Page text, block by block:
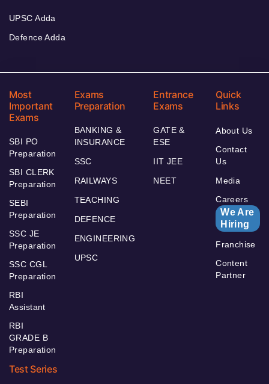
UPSC Adda
Defence Adda
Most
Important
Exams
SBI PO
Preparation
SBI CLERK
Preparation
SEBI
Preparation
SSC JE
Preparation
SSC CGL
Preparation
RBI
Assistant
RBI
GRADE B
Preparation
Exams
Preparation
BANKING &
INSURANCE
SSC
RAILWAYS
TEACHING
DEFENCE
ENGINEERING
UPSC
Entrance
Exams
GATE &
ESE
IIT JEE
NEET
Quick
Links
About Us
Contact
Us
Media
Careers
We Are
Hiring
Franchise
Content
Partner
Test Series